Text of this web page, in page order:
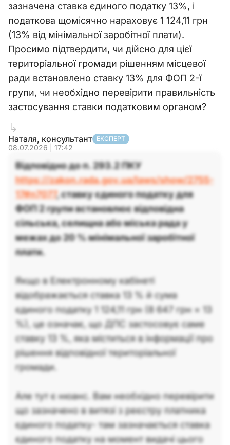
зазначена ставка єдиного податку 13%, і
податкова щомісячно нараховує 1 124,11 грн
(13% від мінімальної заробітної плати).
Просимо підтвердити, чи дійсно для цієї
територіальної громади рішенням місцевої
ради встановлено ставку 13% для ФОП 2-ї
групи, чи необхідно перевірити правильність
застосування ставки податковим органом?
Наталя, консультант ЕКСПЕРТ
08.07.2026 | 17:42
Відповідно до п. 293.2 ПКУ
https://zakon.rada.gov.ua/laws/show/2755-
17#n7077 , ставку єдиного податку для
ФОП 2 групи встановлює відповідна
сільська, селищна або міська рада у
межах до 20 % мінімальної заробітної
плати.
Якщо в Електронному кабінеті
відображається ставка 13 % й сума
єдиного податку 1 124,11 грн (8 647 грн × 13
%), це означає, що ДПС застосовує саме
ставку 13 %, яка міститься в інформації про
рішення відповідної територіальної
громади.
Але тут є нюанс. Вам необхідно перевірити
що зазначено в витязі з реєстру платника
єдиного податку- там зазначається ставка
єдиного податку на момент видачі цього